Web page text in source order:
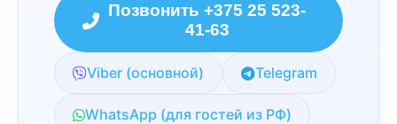
Позвонить +375 25 523-
41-63
Viber (основной) Telegram
WhatsApp (для гостей из РФ)